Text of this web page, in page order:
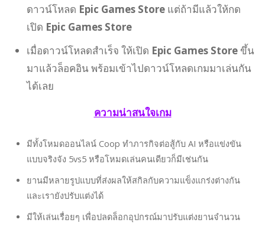
ดาวน์โหลด Epic Games Store แต่ถ้ามีแล้วให้กด
เปิด Epic Games Store
เมื่อดาวน์โหลดสำเร็จ ให้เปิด Epic Games Store ขึ้น
มาแล้วล็อคอิน พร้อมเข้าไปดาวน์โหลดเกมมาเล่นกัน
ได้เลย
ความน่าสนใจเกม
มีทั้งโหมดออนไลน์ Coop ทำภารกิจต่อสู้กับ AI หรือแข่งขัน
แบบจริงจัง 5vs5 หรือโหมดเล่นคนเดียวก็มีเช่นกัน
ยานมีหลายรูปแบบที่ส่งผลให้สกิลกับความแข็งแกร่งต่างกัน
และเรายังปรับแต่งได้
มีให้เล่นเรื่อยๆ เพื่อปลดล็อกอุปกรณ์มาปรับแต่งยานจำนวน